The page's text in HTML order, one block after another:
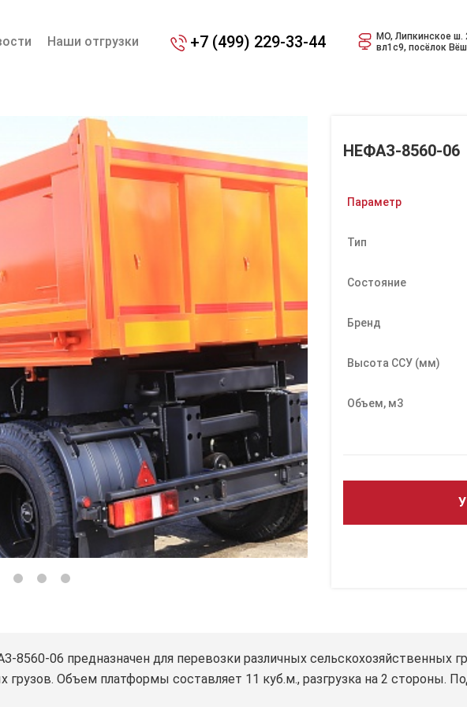
Наши отгрузки +7 (499) 229-33-44
МО, Липкинское ш.
вл1с9, посёлок
НЕФАЗ-8560-06
Параметр
Тип
Состояние
Бренд
Высота ССУ (мм)
Объем, м3
06 предназначен для перевозки различных сельскохозяйственных
Объем платформы составляет 11 куб.м., разгрузка на 2 стороны.